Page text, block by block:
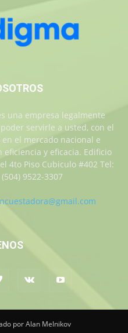
una empresa legalmente
servirle a usted, con el
el mercado nacional e
y eficacia. Edificio
4to Piso Cubiculo #402 Tel:
9522-3307
por Alan Melnikov